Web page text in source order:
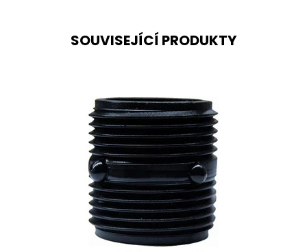
SOUVISEJÍCÍ PRODUKTY
Pevná plastová spojka s vnějšími závity na dvě
napouštěcí hadice k pračkám a myčkám.
Průměr hadic: 3/4"
Dostupnost:
Skladem
2008N